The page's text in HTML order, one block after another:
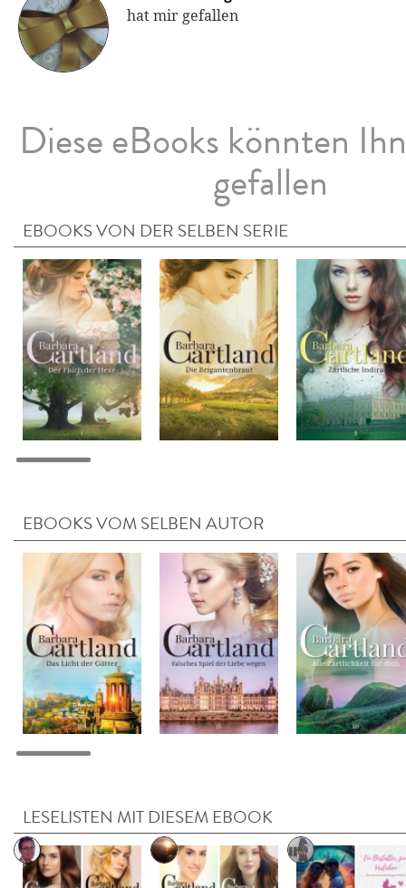
hat mir gefallen
Diese eBooks könnten
gefallen
EBOOKS VON DER SELBEN SERIE
EBOOKS VOM SELBEN AUTOR
LESELISTEN MIT DIESEM EBOOK